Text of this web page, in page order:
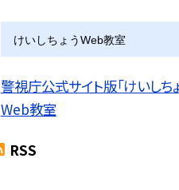
けいしちょうWeb教室
警視庁公式サイト版「けいしち
Web教室
RSS